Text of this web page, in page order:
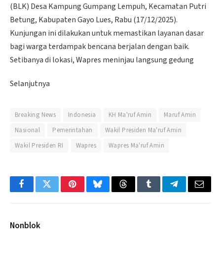
(BLK) Desa Kampung Gumpang Lempuh, Kecamatan Putri
Betung, Kabupaten Gayo Lues, Rabu (17/12/2025).
Kunjungan ini dilakukan untuk memastikan layanan dasar
bagi warga terdampak bencana berjalan dengan baik.
Setibanya di lokasi, Wapres meninjau langsung gedung
Selanjutnya
Breaking News Indonesia KH Ma'ruf Amin
Maruf Amin
Nasional
Pemerintahan
Wakil Presiden Ma'ruf Amin
Wakil Presiden RI
Wapres Wapres Ma'ruf Amin
FacebookTwitterPinterestBlueskyThreadsTumblrTelegramEmail
Nonblok